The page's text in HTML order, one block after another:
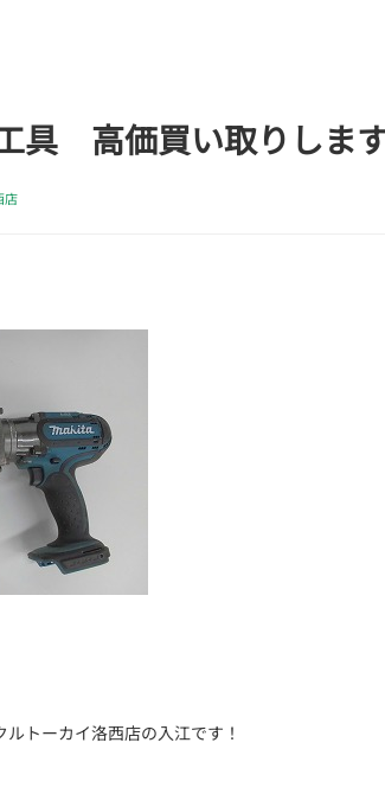
具 高価買い取りしま
店
トーカイ洛西店の入江です！